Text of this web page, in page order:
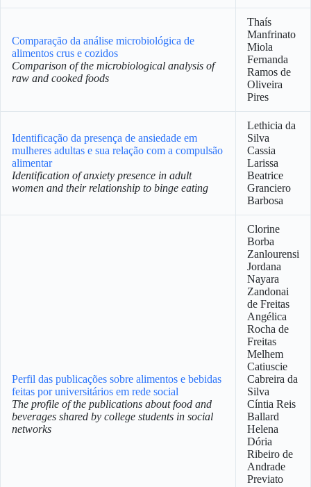
Comparação da análise microbiológica de
alimentos crus e cozidos
Comparison of the microbiological analysis of
raw and cooked foods
Thaís
Manfrinato
Miola
Fernanda
Ramos de
Oliveira
Pires
Identificação da presença de ansiedade em
mulheres adultas e sua relação com a compulsão
alimentar
Identification of anxiety presence in adult
women and their relationship to binge eating
Lethicia da
Silva
Cassia
Larissa
Beatrice
Granciero
Barbosa
Perfil das publicações sobre alimentos e bebidas
feitas por universitários em rede social
The profile of the publications about food and
beverages shared by college students in social
networks
Clorine
Borba
Zanlourensi
Jordana
Nayara
Zandonai
de Freitas
Angélica
Rocha de
Freitas
Melhem
Catiuscie
Cabreira da
Silva
Cíntia Reis
Ballard
Helena
Dória
Ribeiro de
Andrade
Previato